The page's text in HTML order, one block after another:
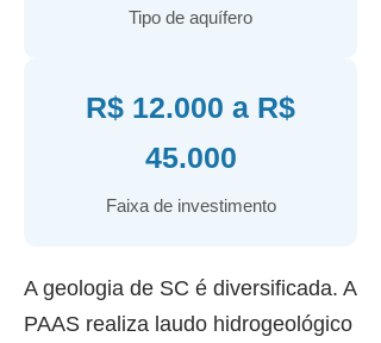
Tipo de aquífero
R$ 12.000 a R$
45.000
Faixa de investimento
A geologia de SC é diversificada. A
PAAS realiza laudo hidrogeológico